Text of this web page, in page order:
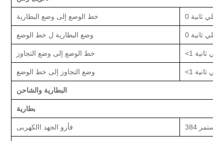
خط الوضع إلى وضع البطارية 0 مللي ثانية
وضع البطارية ل خط الوضع 0 مللي ثانية
خط الوضع إلى وضع التجاوز <1 مللي ثانية
وضع التجاوز إلى خط الوضع <1 مللي ثانية
البطارية والشاحن
بطارية
فأر و الجهد االكهربى مستمر